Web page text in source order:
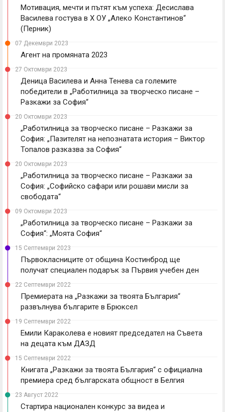
Мотивация, мечти и пътят към успеха: Десислава
Василева гостува в X ОУ „Алеко Константинов“
(Перник)
07 Декември 2023
Агент на промяната 2023
27 Октомври 2023
Деница Василева и Анна Тенева са големите
победители в „Работилница за творческо писане –
Разкажи за София“
20 Октомври 2023
„Работилница за творческо писане – Разкажи за
София: „Пазителят на непознатата история – Виктор
Топалов разказва за София“
20 Октомври 2023
„Работилница за творческо писане – Разкажи за
София: „Софийско сафари или рошави мисли за
свободата“
09 Октомври 2023
„Работилница за творческо писане – Разкажи за
София“: „Моята София“
15 Септември 2023
Първокласниците от община Костинброд ще
получат специален подарък за Първия учебен ден
22 Септември 2022
Премиерата на „Разкажи за твоята България“
развълнува българите в Брюксел
19 Септември 2022
Емили Караколева е новият председател на Съвета
на децата към ДАЗД
15 Септември 2022
Книгата „Разкажи за твоята България“ с официална
премиера сред българската общност в Белгия
23 Август 2022
Стартира национален конкурс за видеа и